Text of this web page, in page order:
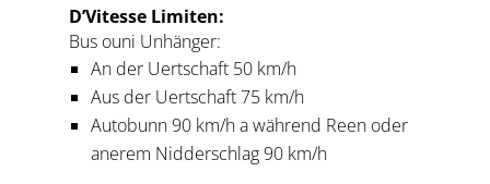
D’Vitesse Limiten:
Bus ouni Unhänger:
An der Uertschaft 50 km/h
Aus der Uertschaft 75 km/h
Autobunn 90 km/h a während Reen oder
anerem Nidderschlag 90 km/h